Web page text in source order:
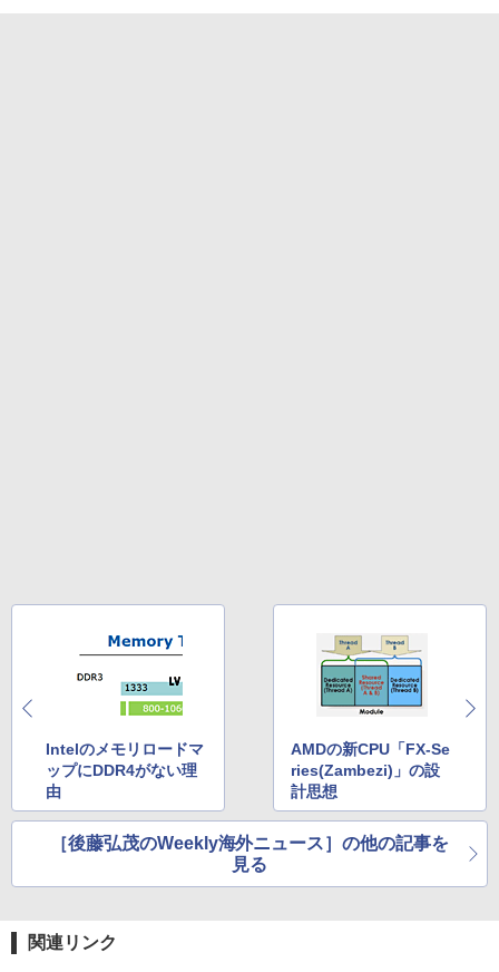
Intelのメモリロードマ
ップにDDR4がない理
由
AMDの新CPU「FX-Se
ries(Zambezi)」の設
計思想
［後藤弘茂のWeekly海外ニュース］の他の記事を
見る
関連リンク